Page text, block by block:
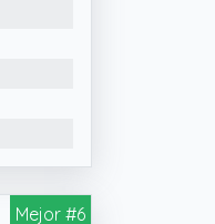
Mejor #6